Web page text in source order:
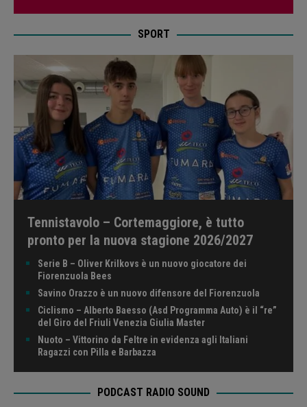
SPORT
Tennistavolo – Cortemaggiore, è tutto
pronto per la nuova stagione 2026/2027
Serie B – Oliver Krilkovs è un nuovo giocatore dei
Fiorenzuola Bees
Savino Orazzo è un nuovo difensore del Fiorenzuola
Ciclismo – Alberto Baesso (Asd Programma Auto) è il “re”
del Giro del Friuli Venezia Giulia Master
Nuoto – Vittorino da Feltre in evidenza agli Italiani
Ragazzi con Pilla e Barbazza
PODCAST RADIO SOUND